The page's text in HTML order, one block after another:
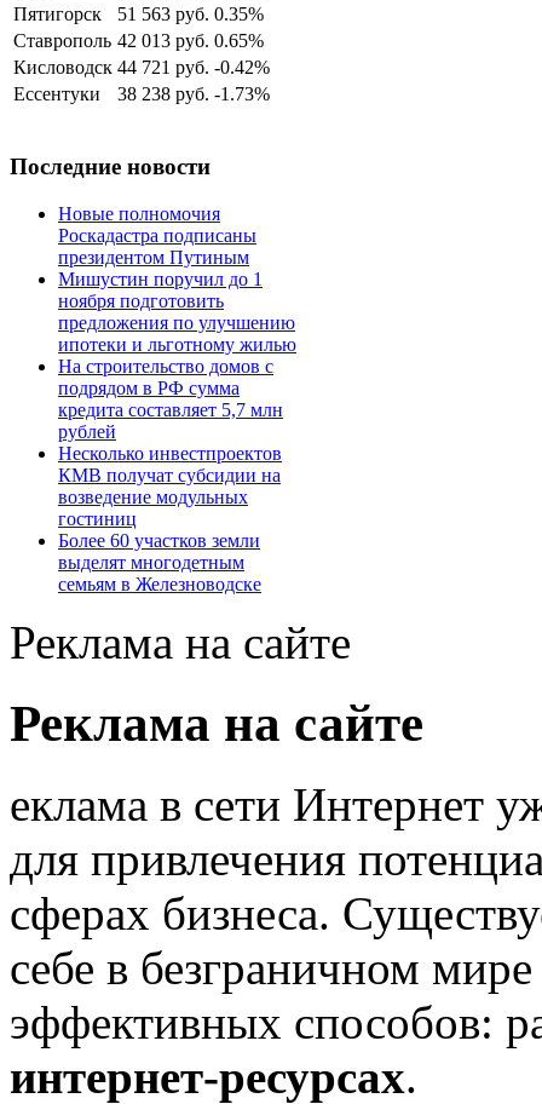
Пятигорск
51 563 руб. 0.35%
Ставрополь 42 013 руб. 0.65%
Кисловодск 44 721 руб. -0.42%
Ессентуки
38 238 руб. -1.73%
Последние новости
Новые полномочия
Роскадастра подписаны
президентом Путиным
Мишустин поручил до 1
ноября подготовить
предложения по улучшению
ипотеки и льготному жилью
На строительство домов с
подрядом в РФ сумма
кредита составляет 5,7 млн
рублей
Несколько инвестпроектов
КМВ получат субсидии на
возведение модульных
гостиниц
Более 60 участков земли
выделят многодетным
семьям в Железноводске
Реклама на сайте
Реклама на сайте
еклама в сети Интернет
для привлечения
сферах бизнеса.
себе в безграничном
эффективных способов:
интернет-ресурсах.